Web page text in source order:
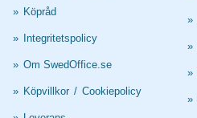
» Köpråd
» Integritetspolicy
» Om SwedOffice.se
» Köpvillkor / Cookiepolicy
»
»
»
»